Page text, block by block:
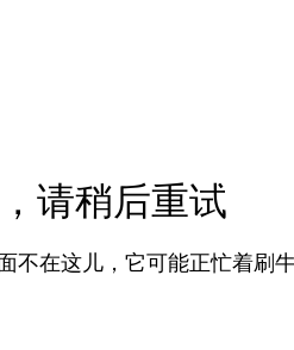
请稍后重试
不在这儿，它可能正忙着刷